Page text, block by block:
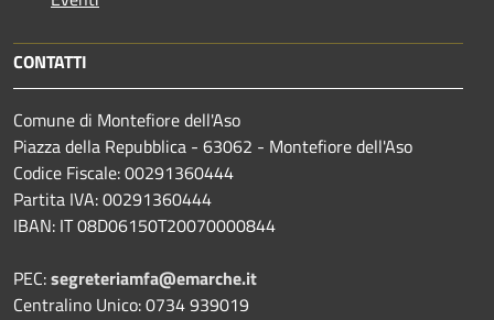
CONTATTI
Comune di Montefiore dell'Aso
Piazza della Repubblica - 63062 - Montefiore dell'Aso
Codice Fiscale: 00291360444
Partita IVA: 00291360444
IBAN: IT 08D06150T20070000844
PEC:segreteriamfa@emarche.it
Centralino Unico: 0734 939019